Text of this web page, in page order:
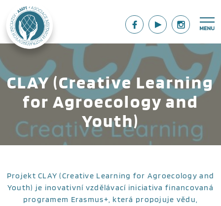
CLAY (Creative Learning
for Agroecology and
Youth)
Projekt CLAY (Creative Learning for Agroecology and
Youth) je inovativní vzdělávací iniciativa financovaná
programem Erasmus+, která propojuje vědu,